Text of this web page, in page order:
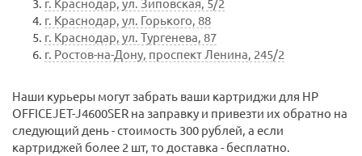
г. Краснодар, ул. Зиповская, 5/2
г. Краснодар, ул. Горького, 88
г. Краснодар, ул. Тургенева, 87
г. Ростов-на-Дону, проспект Ленина, 245/2
Наши курьеры могут забрать ваши картриджи для HP
OFFICEJET-J4600SER на заправку и привезти их обратно на
следующий день - стоимость 300 рублей, а если
картриджей более 2 шт, то доставка - бесплатно.